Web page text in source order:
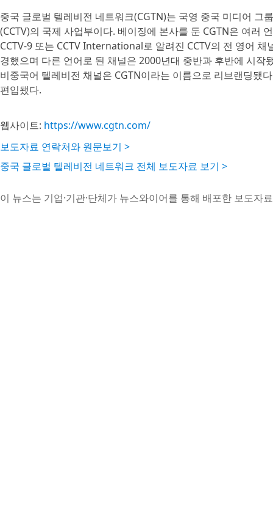
중국 글로벌 텔레비전 네트워크(CGTN)는 국영 중국 미디어 그
(CCTV)의 국제 사업부이다. 베이징에 본사를 둔 CGTN은 여러
CCTV-9 또는 CCTV International로 알려진 CCTV의 전 영어
경했으며 다른 언어로 된 채널은 2000년대 중반과 후반에 시작
비중국어 텔레비전 채널은 CGTN이라는 이름으로 리브랜딩됐
편입됐다.
웹사이트: https://www.cgtn.com/
보도자료 연락처와 원문보기 >
중국 글로벌 텔레비전 네트워크 전체 보도자료 보기 >
이 뉴스는 기업·기관·단체가 뉴스와이어를 통해 배포한 보도자